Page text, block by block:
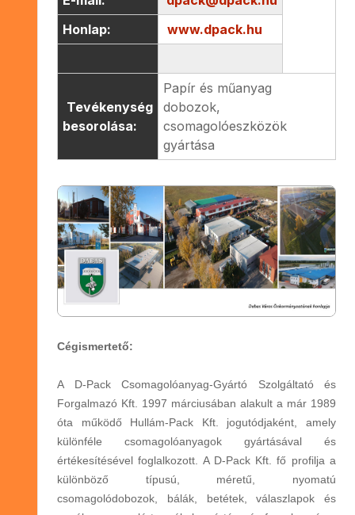
Honlap:
www.dpack.hu
Tevékenység
besorolása:
Papír és műanyag
dobozok,
csomagolóeszközök
gyártása
Cégismertető:
A D-Pack Csomagolóanyag-Gyártó Szolgáltató és
Forgalmazó Kft. 1997 márciusában alakult a már 1989
óta működő Hullám-Pack Kft. jogutódjaként, amely
különféle csomagolóanyagok gyártásával és
értékesítésével foglalkozott. A D-Pack Kft. fő profilja a
különböző típusú, méretű, nyomatú
csomagolódobozok, bálák, betétek, válaszlapok és